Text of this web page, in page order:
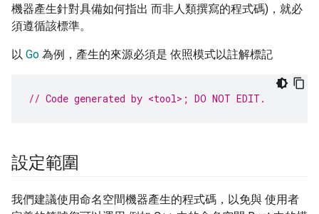
機器產生針對具備如何指出 而非人類撰寫的程式碼)，就必
須遵循該標準。
以 Go 為例，產生的來源必須是 依照模式以註解標記
// Code generated by <tool>; DO NOT EDIT.
設定範圍
我們建議使用命名空間機器產生的程式碼，以免與 使用者